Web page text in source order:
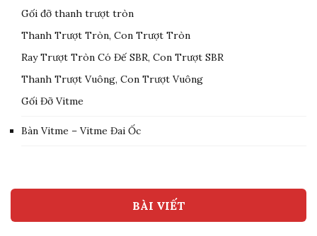
Gối đỡ thanh trượt tròn
Thanh Trượt Tròn, Con Trượt Tròn
Ray Trượt Tròn Có Đế SBR, Con Trượt SBR
Thanh Trượt Vuông, Con Trượt Vuông
Gối Đỡ Vitme
Bàn Vitme – Vitme Đai Ốc
BÀI VIẾT